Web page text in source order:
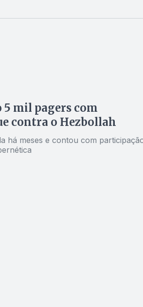
mil pagers com
contra o Hezbollah
há meses e contou com